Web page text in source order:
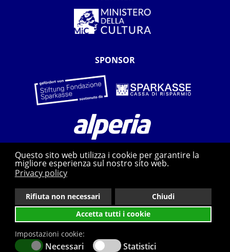
Questo sito web utilizza i cookie per garantire la
migliore esperienza sul nostro sito web.
Privacy policy
Rifiuta non necessari
Chiudi
Accetta tutti i cookie
Impostazioni cookie:
Necessari Statistici
SPONSOR
Privacy Whistleblowing
Contatti
web agency: pixxelfactory.net